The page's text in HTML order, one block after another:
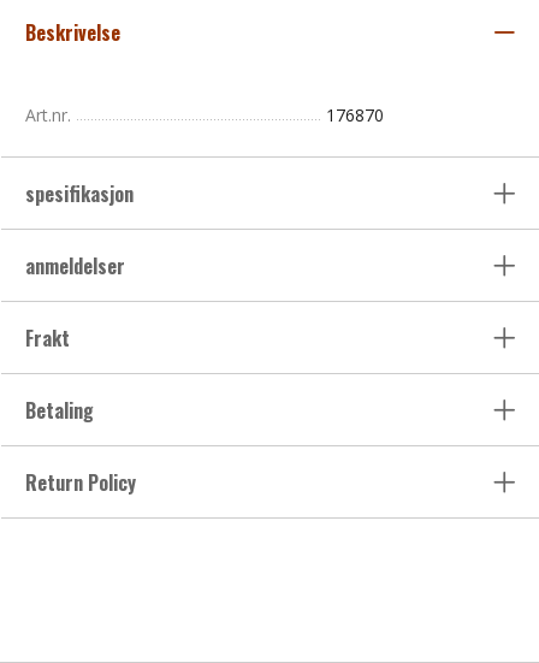
Beskrivelse
Art.nr. 176870
spesifikasjon
anmeldelser
Frakt
Betaling
Return Policy